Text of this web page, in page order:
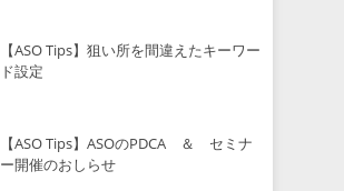
【ASO Tips】狙い所を間違えたキーワー
ド設定
【ASO Tips】ASOのPDCA ＆ セミナ
ー開催のおしらせ